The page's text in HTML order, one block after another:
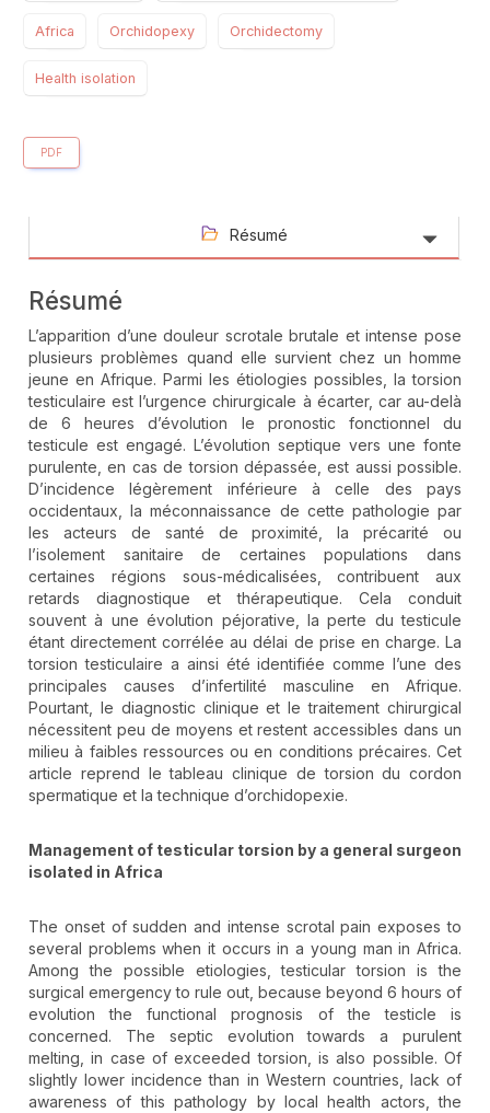
Africa Orchidopexy Orchidectomy
Health isolation
PDF
Résumé
Résumé
L’apparition d’une douleur scrotale brutale et intense pose
plusieurs problèmes quand elle survient chez un homme
jeune en Afrique. Parmi les étiologies possibles, la torsion
testiculaire est l’urgence chirurgicale à écarter, car au-delà
de 6 heures d’évolution le pronostic fonctionnel du
testicule est engagé. L’évolution septique vers une fonte
purulente, en cas de torsion dépassée, est aussi possible.
D’incidence légèrement inférieure à celle des pays
occidentaux, la méconnaissance de cette pathologie par
les acteurs de santé de proximité, la précarité ou
l’isolement sanitaire de certaines populations dans
certaines régions sous-médicalisées, contribuent aux
retards diagnostique et thérapeutique. Cela conduit
souvent à une évolution péjorative, la perte du testicule
étant directement corrélée au délai de prise en charge. La
torsion testiculaire a ainsi été identifiée comme l’une des
principales causes d’infertilité masculine en Afrique.
Pourtant, le diagnostic clinique et le traitement chirurgical
nécessitent peu de moyens et restent accessibles dans un
milieu à faibles ressources ou en conditions précaires. Cet
article reprend le tableau clinique de torsion du cordon
spermatique et la technique d’orchidopexie.
Management of testicular torsion by a general surgeon
isolated in Africa
The onset of sudden and intense scrotal pain exposes to
several problems when it occurs in a young man in Africa.
Among the possible etiologies, testicular torsion is the
surgical emergency to rule out, because beyond 6 hours of
evolution the functional prognosis of the testicle is
concerned. The septic evolution towards a purulent
melting, in case of exceeded torsion, is also possible. Of
slightly lower incidence than in Western countries, lack of
awareness of this pathology by local health actors, the